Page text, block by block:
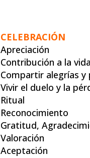
CELEBRACIÓN
Apreciación
Contribución a la
Compartir alegrías y
Vivir el duelo y la
Ritual
Reconocimiento
Gratitud,
Valoración
Aceptación